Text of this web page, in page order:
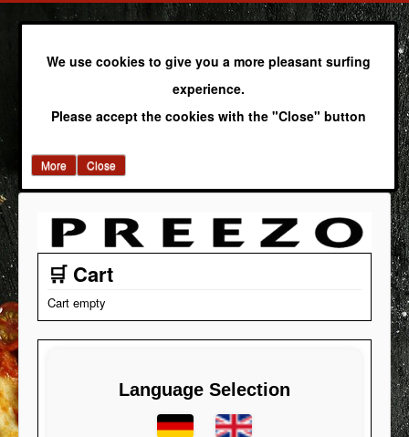
We use cookies to give you a more pleasant surfing
experience.
Please accept the cookies with the "Close" button
More Close
🛒 Cart
Cart empty
Language Selection